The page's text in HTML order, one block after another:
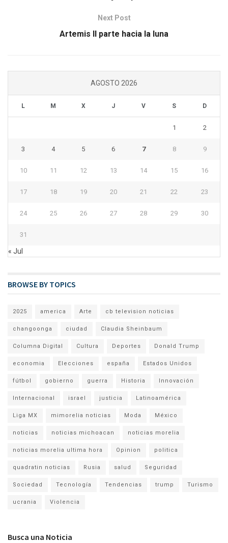
Next Post
Artemis II parte hacia la luna
AGOSTO 2026
L M X J V S D
1 2
3 4 5 6 7 8 9
10 11 12 13 14 15 16
17 18 19 20 21 22 23
24 25 26 27 28 29 30
31
« Jul
BROWSE BY TOPICS
2025 america Arte cb television noticias
changoonga ciudad Claudia Sheinbaum
Columna Digital Cultura Deportes Donald Trump
economia Elecciones españa Estados Unidos
fútbol gobierno guerra Historia Innovación
Internacional israel justicia Latinoamérica
Liga MX mimorelia noticias Moda México
noticias noticias michoacan noticias morelia
noticias morelia ultima hora Opinion politica
quadratin noticias Rusia salud Seguridad
Sociedad Tecnología Tendencias trump Turismo
ucrania Violencia
Busca una Noticia